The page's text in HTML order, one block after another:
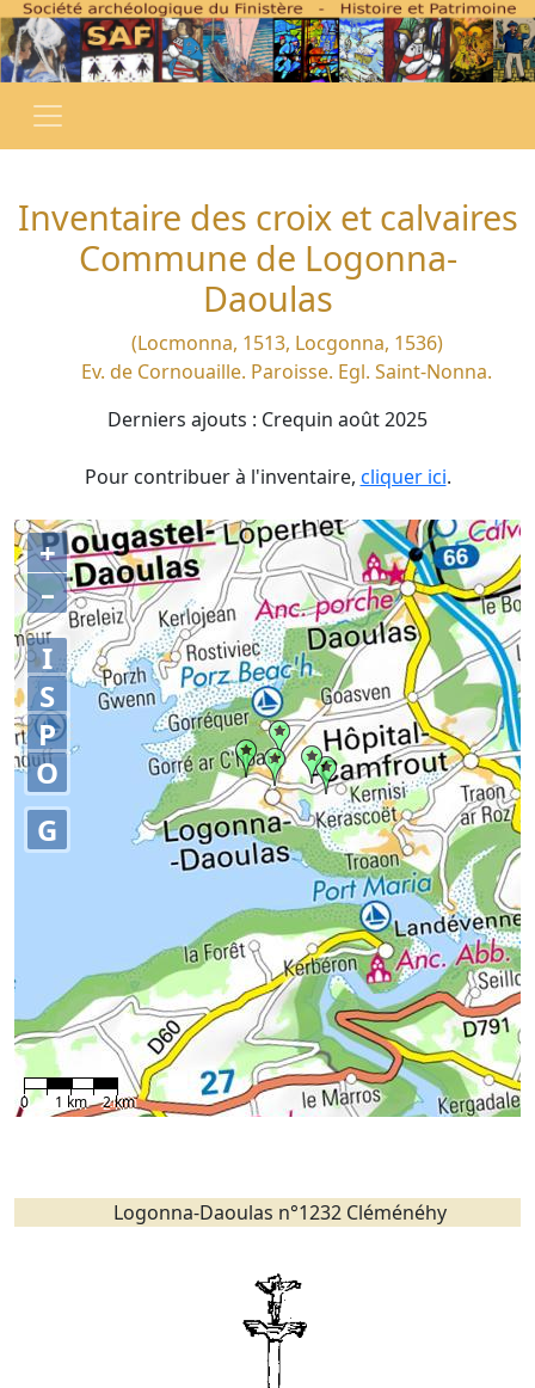
Inventaire des croix et calvaires
Commune de Logonna-
Daoulas
(Locmonna, 1513, Locgonna, 1536)
Ev. de Cornouaille. Paroisse. Egl. Saint-Nonna.
Derniers ajouts : Crequin août 2025
Pour contribuer à l'inventaire, cliquer ici.
+
–
0 1 km 2 km
I
S
P
O
G
Logonna-Daoulas n°1232 Cléménéhy